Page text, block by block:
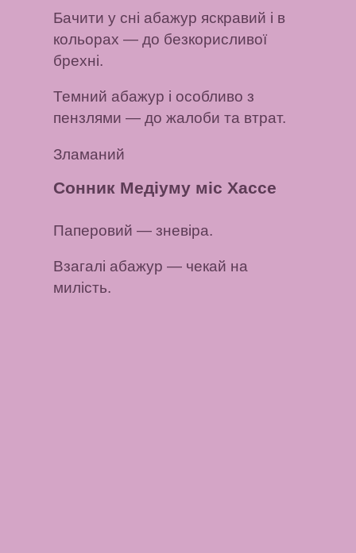
Бачити у сні абажур яскравий і в
кольорах — до безкорисливої ​​
брехні.
Темний абажур і особливо з
пензлями — до жалоби та втрат.
Зламаний
Сонник Медіуму міс Хассе
Паперовий — зневіра.
Взагалі абажур — чекай на
милість.